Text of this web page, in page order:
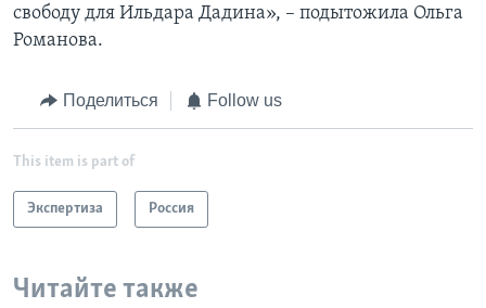
свободу для Ильдара Дадина», – подытожила Ольга
Романова.
Поделиться Follow us
This item is part of
Экспертиза Россия
Читайте также